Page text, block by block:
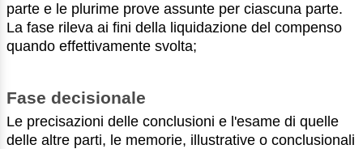
parte e le plurime prove assunte per ciascuna parte.
La fase rileva ai fini della liquidazione del compenso
quando effettivamente svolta;
Fase decisionale
Le precisazioni delle conclusioni e l'esame di quelle
delle altre parti, le memorie, illustrative o conclusionali